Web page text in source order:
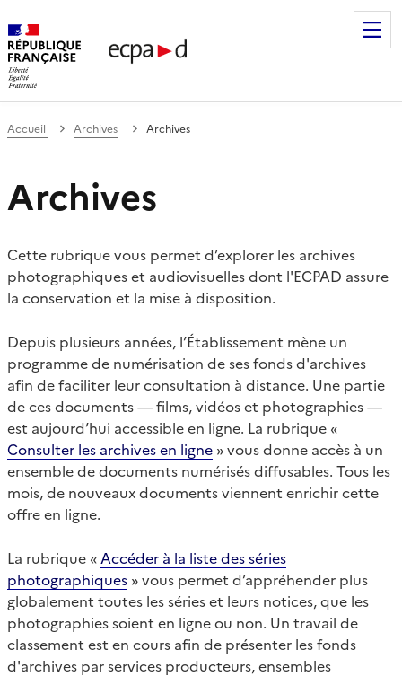
de communication et de production
Accueil Archives Archives
Archives
Cette rubrique vous permet d’explorer les archives
photographiques et audiovisuelles dont l'ECPAD assure
la conservation et la mise à disposition.
Depuis plusieurs années, l’Établissement mène un
programme de numérisation de ses fonds d'archives
afin de faciliter leur consultation à distance. Une partie
de ces documents — films, vidéos et photographies —
est aujourd’hui accessible en ligne. La rubrique «
Consulter les archives en ligne » vous donne accès à un
ensemble de documents numérisés diffusables. Tous les
mois, de nouveaux documents viennent enrichir cette
offre en ligne.
La rubrique « Accéder à la liste des séries
photographiques » vous permet d’appréhender plus
globalement toutes les séries et leurs notices, que les
photographies soient en ligne ou non. Un travail de
classement est en cours afin de présenter les fonds
d'archives par services producteurs, ensembles